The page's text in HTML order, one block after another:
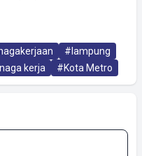
#lampung
kerja #Kota Metro